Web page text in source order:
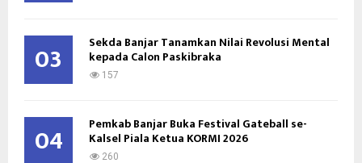
03 Sekda Banjar Tanamkan Nilai Revolusi Mental
kepada Calon Paskibraka
157
04 Pemkab Banjar Buka Festival Gateball se-
Kalsel Piala Ketua KORMI 2026
260